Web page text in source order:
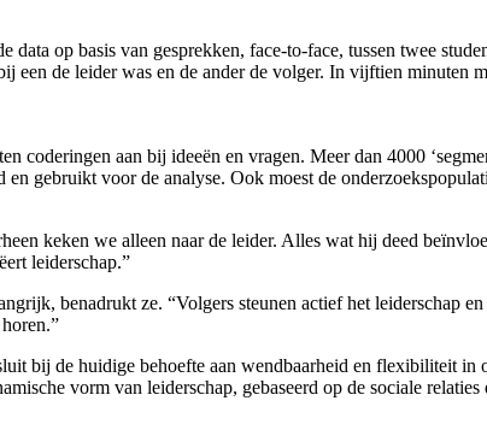
op basis van gesprekken, face-to-face, tussen twee
een de leider was en de ander de volger. In vijftien minuten
coderingen aan bij ideeën en vragen. Meer dan 4000
gebruikt voor de analyse. Ook moest de
keken we alleen naar de leider. Alles wat hij deed
leiderschap.”
benadrukt ze. “Volgers steunen actief het leiderschap
bij de huidige behoefte aan wendbaarheid en flexibiliteit
vorm van leiderschap, gebaseerd op de sociale